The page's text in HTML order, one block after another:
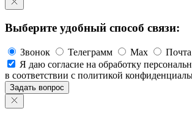
Выберите удобный способ связи:
Звонок Телеграмм Max
Почта
Я даю согласие на обработку
в соответствии с политикой
Задать вопрос